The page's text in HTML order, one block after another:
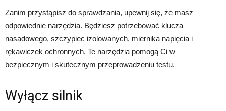
Zanim przystąpisz do sprawdzania, upewnij się, że masz
odpowiednie narzędzia. Będziesz potrzebować klucza
nasadowego, szczypiec izolowanych, miernika napięcia i
rękawiczek ochronnych. Te narzędzia pomogą Ci w
bezpiecznym i skutecznym przeprowadzeniu testu.
Wyłącz silnik